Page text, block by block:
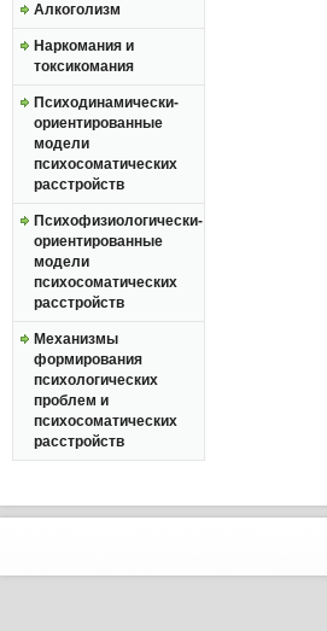
Алкоголизм
Наркомания и
токсикомания
Психодинамически-
ориентированные
модели
психосоматических
расстройств
Психофизиологически-
ориентированные
модели
психосоматических
расстройств
Механизмы
формирования
психологических
проблем и
психосоматических
расстройств